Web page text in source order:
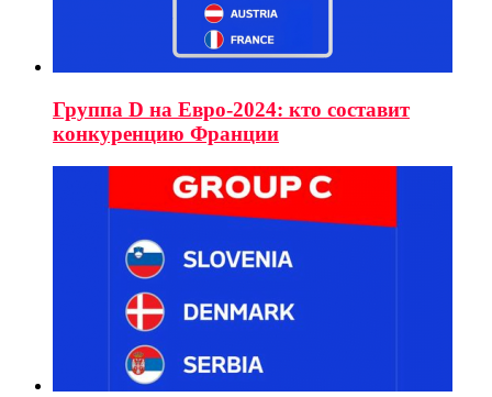
Группа D на Евро-2024: кто составит
конкуренцию Франции